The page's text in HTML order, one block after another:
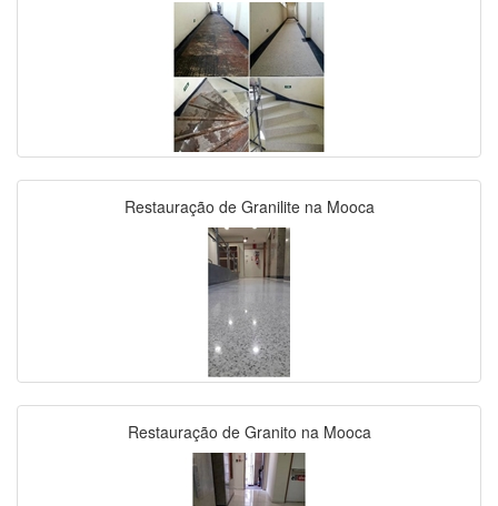
Restauração de Granilite na Mooca
Restauração de Granito na Mooca